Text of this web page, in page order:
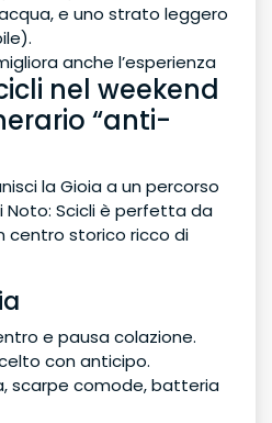
e uno strato leggero
anche l’esperienza
nel weekend
“anti-
la Gioia a un percorso
Noto: Scicli è perfetta da
centro storico ricco di
e pausa colazione.
con anticipo.
scarpe comode, batteria